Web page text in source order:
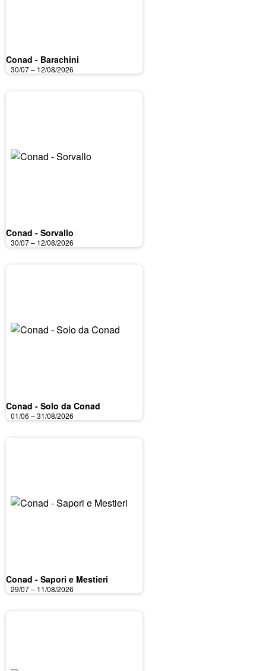
Conad - Barachini
30/07 – 12/08/2026
Conad - Sorvallo
30/07 – 12/08/2026
Conad - Solo da Conad
01/06 – 31/08/2026
Conad - Sapori e Mestieri
29/07 – 11/08/2026